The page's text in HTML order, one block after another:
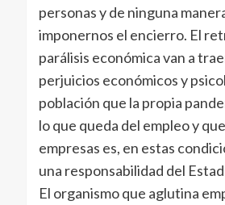
personas y de ninguna
imponernos el encierro. El
parálisis económica van a
perjuicios económicos y
población que la propia
lo que queda del empleo y
empresas es, en estas
una responsabilidad del
El organismo que aglutina